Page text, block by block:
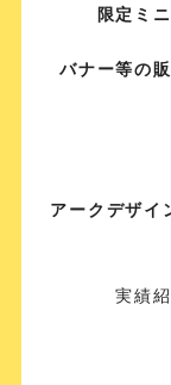
限定ミ
バナー等の
アークデザイ
実績